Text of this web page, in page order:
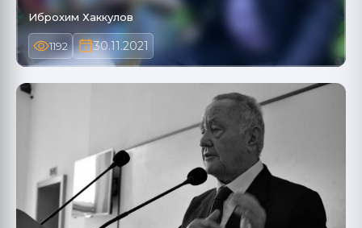
Иброхим Хаккулов
1192 30.11.2021